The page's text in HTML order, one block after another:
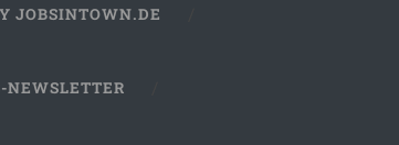
JOBSINTOWN.DE